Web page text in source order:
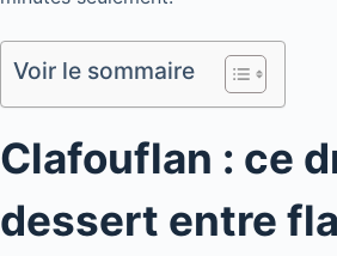
Voir le sommaire
Clafouflan : ce
dessert entre